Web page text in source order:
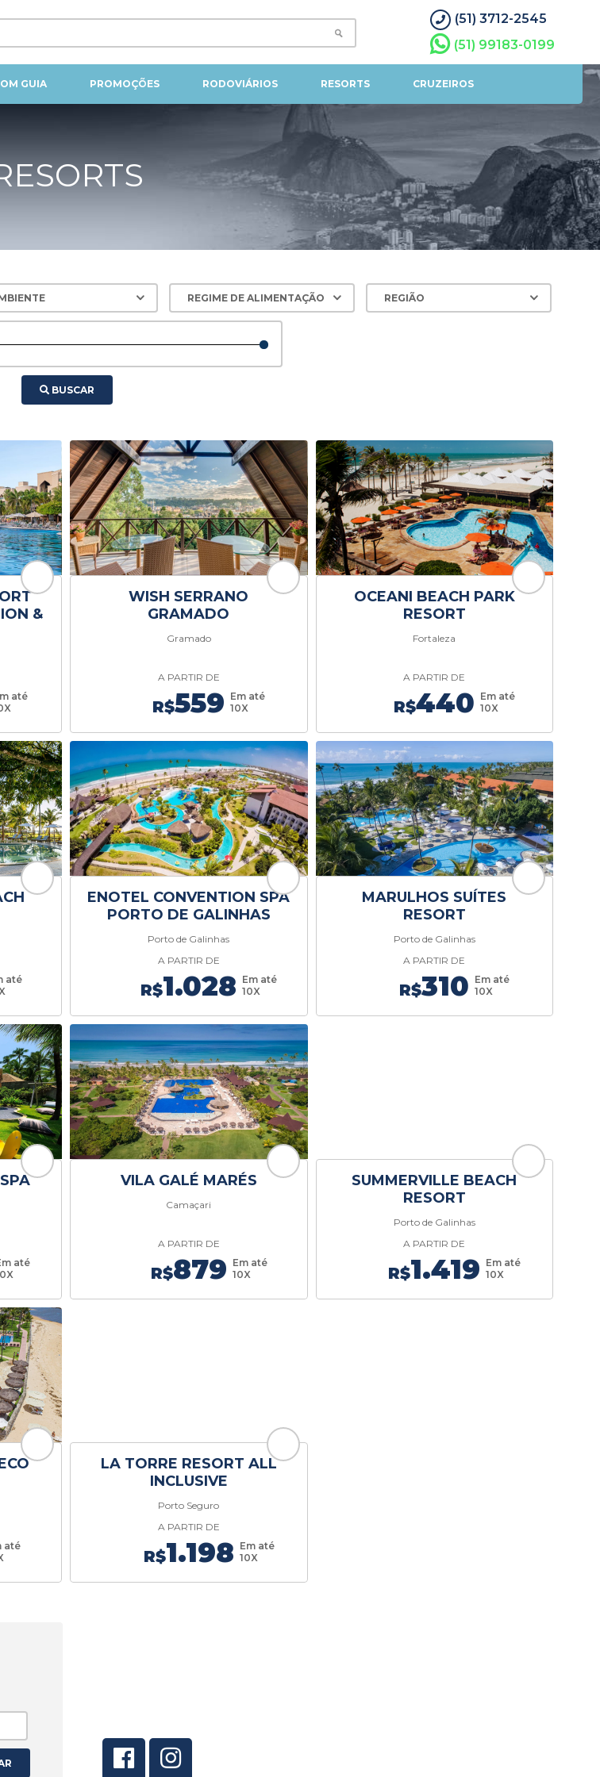
(51) 3712-2545
(51) 99183-0199
GUIA PROMOÇÕES RODOVIÁRIOS RESORTS CRUZEIROS
BUSCAR
&
até
WISH SERRANO
GRAMADO
Gramado
A PARTIR DE
R$559 Em até
10X
OCEANI BEACH PARK
RESORT
Fortaleza
A PARTIR DE
R$440 Em até
10X
até
ENOTEL CONVENTION SPA
PORTO DE GALINHAS
Porto de Galinhas
A PARTIR DE
R$1.028 Em até
10X
MARULHOS SUÍTES
RESORT
Porto de Galinhas
A PARTIR DE
R$310 Em até
10X
até
VILA GALÉ MARÉS
Camaçari
A PARTIR DE
R$879 Em até
10X
SUMMERVILLE BEACH
RESORT
Porto de Galinhas
A PARTIR DE
R$1.419 Em até
10X
até
LA TORRE RESORT ALL
INCLUSIVE
Porto Seguro
A PARTIR DE
R$1.198 Em até
10X